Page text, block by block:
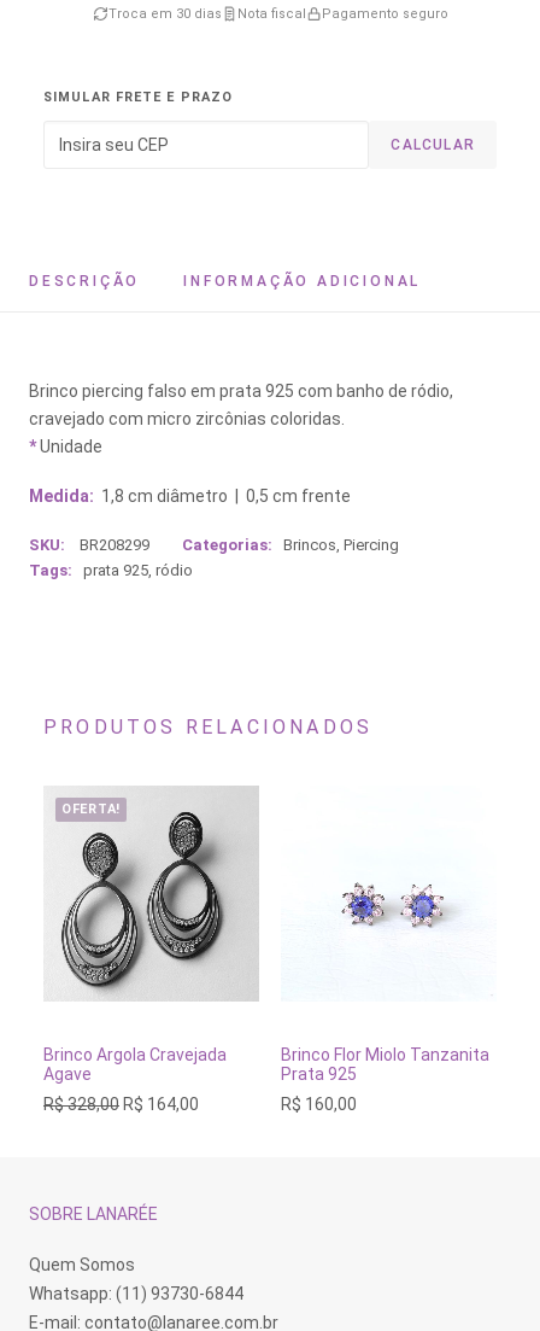
Troca em 30 dias Nota fiscal Pagamento seguro
SIMULAR FRETE E PRAZO
CALCULAR
DESCRIÇÃO INFORMAÇÃO ADICIONAL
Brinco piercing falso em prata 925 com banho de ródio,
cravejado com micro zircônias coloridas.
*Unidade
Medida: 1,8 cm diâmetro | 0,5 cm frente
SKU: BR208299 Categorias: Brincos, Piercing
Tags:
prata 925, ródio
PRODUTOS RELACIONADOS
OFERTA!
ADICIONAR AO CARRINHO
Brinco Argola Cravejada
Agave
R$328,00OR$ 164,00
ADICIONAR AO
Brinco Flor Miolo Tanzanita
Prata 925
R$ 160,00
SOBRE LANARÉE
Quem Somos
Whatsapp: (11) 93730-6844
E-mail: contato@lanaree.com.br